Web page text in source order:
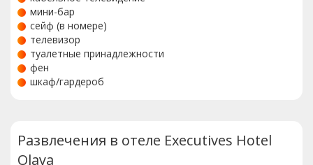
мини-бар
сейф (в номере)
телевизор
туалетные принадлежности
фен
шкаф/гардероб
Развлечения в отеле Executives Hotel
Olaya